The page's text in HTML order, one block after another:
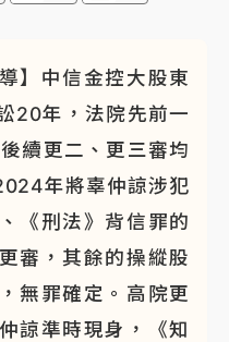
四大重點
「瘋狂籃球」震撼聯
】中信金控大股東
20年，法院先前一
續更二、更三審均
年將辜仲諒涉犯
《刑法》背信罪的
審，其餘的操縱股
無罪確定。高院更
諒準時現身，《知